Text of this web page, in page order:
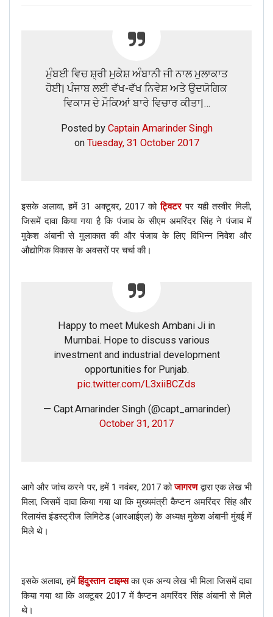
ਮੁੰਬਈ ਵਿਚ ਸ਼੍ਰੀ ਮੁਕੇਸ਼ ਅੰਬਾਨੀ ਜੀ ਨਾਲ ਮੁਲਾਕਾਤ
ਹੋਈ| ਪੰਜਾਬ ਲਈ ਵੱਖ-ਵੱਖ ਨਿਵੇਸ਼ ਅਤੇ ਉਦਯੋਗਿਕ
ਵਿਕਾਸ ਦੇ ਮੌਕਿਆਂ ਬਾਰੇ ਵਿਚਾਰ ਕੀਤਾ|…
Posted by Captain Amarinder Singh
on Tuesday, 31 October 2017
इसके अलावा, हमें 31 अक्टूबर, 2017 कोट्विटरपर यही तस्वीर मिली,
जिसमें दावा किया गया है कि पंजाब के सीएम अमरिंदर सिंह ने पंजाब में
मुकेश अंबानी से मुलाकात की और पंजाब के लिए विभिन्न निवेश और
औद्योगिक विकास के अवसरों पर चर्चा की।
Happy to meet Mukesh Ambani Ji in
Mumbai. Hope to discuss various
investment and industrial development
opportunities for Punjab.
pic.twitter.com/L3xiiBCZds
— Capt.Amarinder Singh (@capt_amarinder)
October 31, 2017
आगे और जांच करने पर, हमें 1 नवंबर, 2017 कोजागरण द्वारा एक लेख भी
मिला, जिसमें दावा किया गया था कि मुख्यमंत्री कैप्टन अमरिंदर सिंह और
रिलायंस इंडस्ट्रीज लिमिटेड (आरआईएल) के अध्यक्ष मुकेश अंबानी मुंबई में
मिले थे।
इसके अलावा, हमेंहिंदुस्तान टाइम्स का एक अन्य लेख भी मिला जिसमें दावा
किया गया था कि अक्टूबर 2017 में कैप्टन अमरिंदर सिंह अंबानी से मिले
थे।